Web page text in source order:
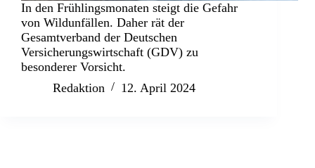
In den Frühlingsmonaten steigt die Gefahr
von Wildunfällen. Daher rät der
Gesamtverband der Deutschen
Versicherungswirtschaft (GDV) zu
besonderer Vorsicht.
Redaktion
12. April 2024